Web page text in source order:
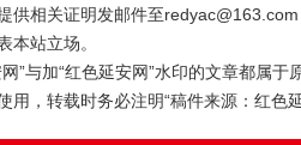
供相关证明发邮件至
本站立场。
”与加“红色延安网”水印的文章都属
用，转载时务必注明“稿件来源：红色